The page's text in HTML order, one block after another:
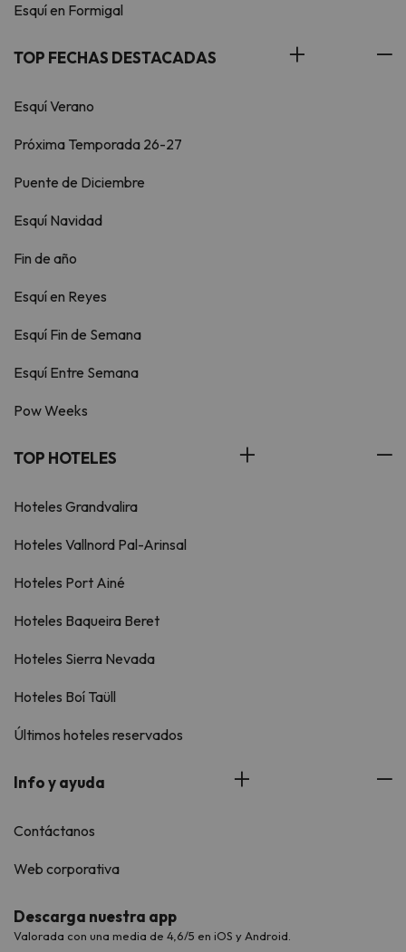
Esquí en Formigal
TOP FECHAS DESTACADAS
Esquí Verano
Próxima Temporada 26-27
Puente de Diciembre
Esquí Navidad
Fin de año
Esquí en Reyes
Esquí Fin de Semana
Esquí Entre Semana
Pow Weeks
TOP HOTELES
Hoteles Grandvalira
Hoteles Vallnord Pal-Arinsal
Hoteles Port Ainé
Hoteles Baqueira Beret
Hoteles Sierra Nevada
Hoteles Boí Taüll
Últimos hoteles reservados
Info y ayuda
Contáctanos
Web corporativa
Descarga nuestra app
Valorada con una media de 4,6/5 en iOS y Android.